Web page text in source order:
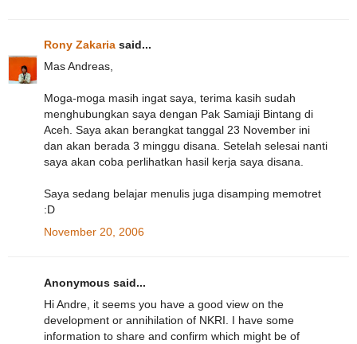
Rony Zakaria said...
Mas Andreas,
Moga-moga masih ingat saya, terima kasih sudah
menghubungkan saya dengan Pak Samiaji Bintang di
Aceh. Saya akan berangkat tanggal 23 November ini
dan akan berada 3 minggu disana. Setelah selesai nanti
saya akan coba perlihatkan hasil kerja saya disana.
Saya sedang belajar menulis juga disamping memotret
:D
November 20, 2006
Anonymous said...
Hi Andre, it seems you have a good view on the
development or annihilation of NKRI. I have some
information to share and confirm which might be of